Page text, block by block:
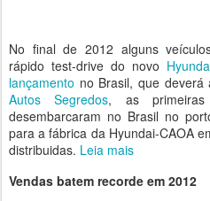
No final de 2012 alguns
rápido test-drive do novo
lançamento no Brasil, que deverá
Autos Segredos, as
desembarcaram no Brasil no
para a fábrica da Hyundai-CAOA
distribuidas. Leia mais
Vendas batem recorde em 2012